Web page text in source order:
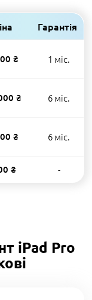
Гарантія
₴ 1 міс.
₴ 6 міс.
₴ 6 міс.
₴ -
iPad Pro